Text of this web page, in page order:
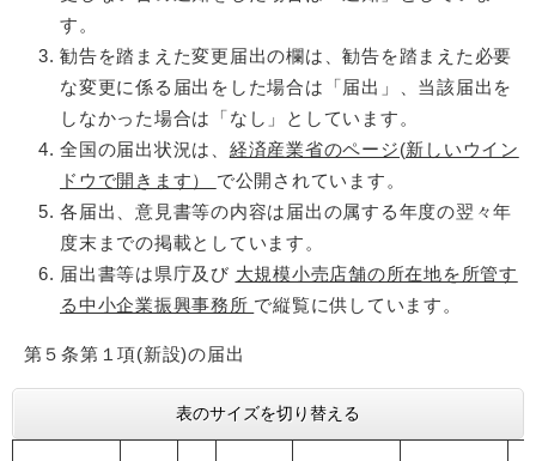
す。
勧告を踏まえた変更届出の欄は、勧告を踏まえた必要
な変更に係る届出をした場合は「届出」、当該届出を
しなかった場合は「なし」としています。
全国の届出状況は、 経済産業省のページ(新しいウイン
ドウで開きます） で公開されています。
各届出、意見書等の内容は届出の属する年度の翌々年
度末までの掲載としています。
届出書等は県庁及び 大規模小売店舗の所在地を所管す
る中小企業振興事務所 で縦覧に供しています。
第５条第１項(新設)の届出
表のサイズを切り替える